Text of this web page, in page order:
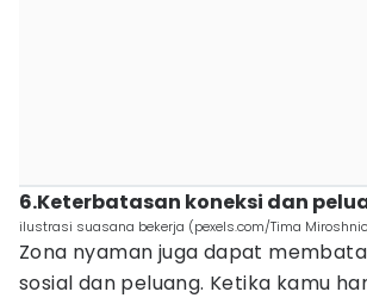
6.Keterbatasan koneksi dan
ilustrasi suasana bekerja (pexels.com/Tima
Zona nyaman juga dapat
sosial dan peluang. Ketika kamu